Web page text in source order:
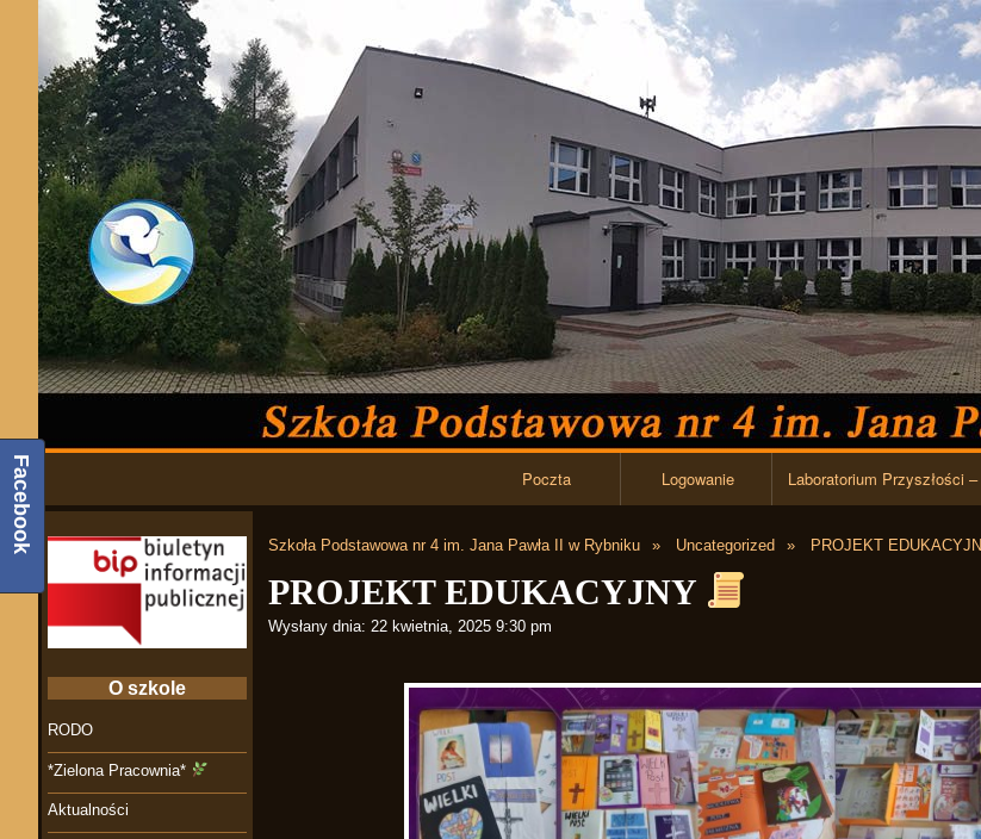
Przejdź do zawartości
Poczta Logowanie Laboratorium Przyszłości
Szkoła Podstawowa nr 4 im. Jana Pawła II w Rybniku Uncategorized PROJEKT
PROJEKT EDUKACYJNY
Wysłany dnia: 22 kwietnia, 2025 9:30 pm
O szkole
RODO
*Zielona Pracownia*
Aktualności
Facebook